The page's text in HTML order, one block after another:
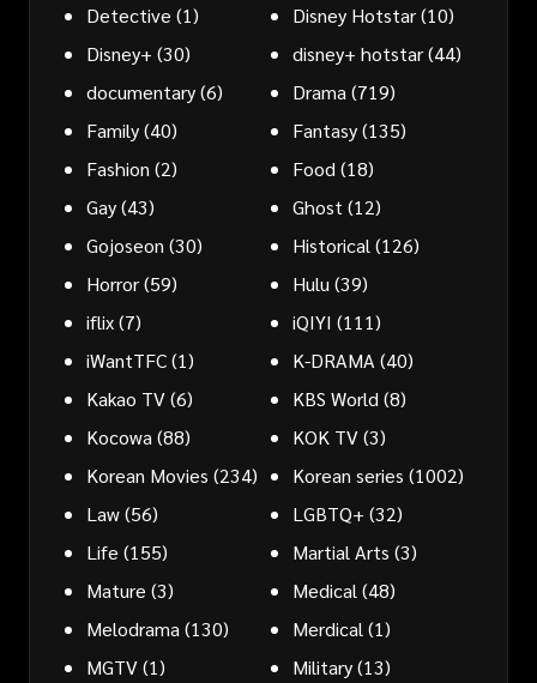
Detective (1) Disney Hotstar(10)
Disney+ (30) disney+ hotstar(44)
documentary(6) Drama (719)
Family(40) Fantasy(135)
Fashion (2) Food (18)
Gay(43) Ghost (12)
Gojoseon (30) Historical (126)
Horror(59) Hulu (39)
iflix(7) iQIYI (111)
iWantTFC(1) K-DRAMA (40)
Kakao TV(6) KBS World (8)
Kocowa (88) KOK TV(3)
Korean Movies (234) Korean series (1002)
Law(56) LGBTQ+ (32)
Life (155) Martial Arts (3)
Mature (3) Medical (48)
Melodrama (130) Merdical (1)
MGTV(1) Military(13)